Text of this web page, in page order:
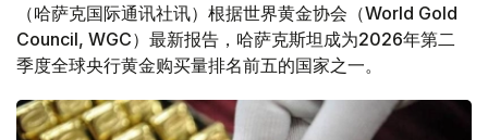
（哈萨克国际通讯社讯）根据世界黄金协会（World Gold
Council, WGC）最新报告，哈萨克斯坦成为2026年第二
季度全球央行黄金购买量排名前五的国家之一。